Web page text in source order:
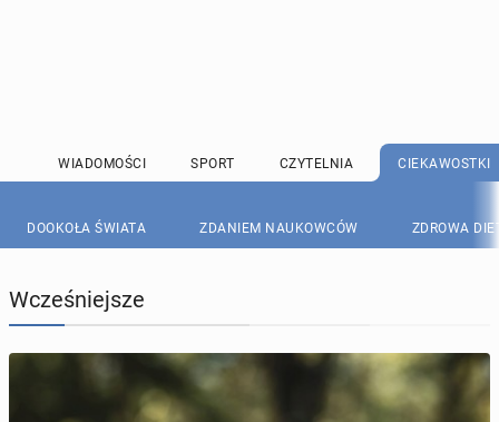
WIADOMOŚCI SPORT CZYTELNIA CIEKAWOSTKI
DOOKOŁA ŚWIATA ZDANIEM NAUKOWCÓW ZDROWA
Wcześniejsze